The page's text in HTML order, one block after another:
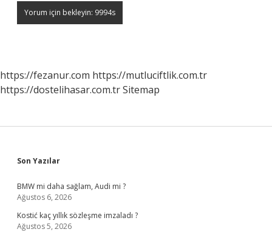
https://fezanur.com https://mutluciftlik.com.tr
https://dostelihasar.com.trSitemap
Sidebar
Son Yazılar
BMW mi daha sağlam, Audi mi ?
Ağustos 6, 2026
Kostić kaç yıllık sözleşme imzaladı ?
Ağustos 5, 2026